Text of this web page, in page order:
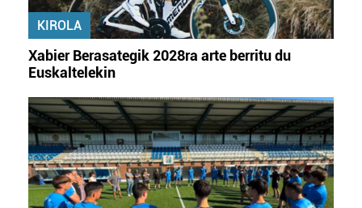
erabiltzeko baimen esplizitua ematen diguzu.Gehiago
irakurri
KIROLA
Xabier Berasategik 2028ra arte berritu du
Euskaltelekin